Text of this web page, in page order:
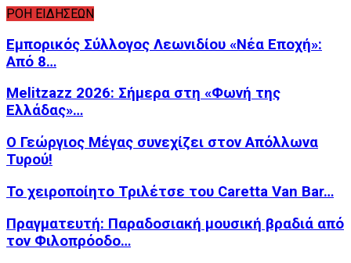
ΡΟΗ ΕΙΔΗΣΕΩΝ
Εμπορικός Σύλλογος Λεωνιδίου «Νέα Εποχή»:
Από 8…
Melitzazz 2026: Σήμερα στη «Φωνή της
Ελλάδας»…
Ο Γεώργιος Μέγας συνεχίζει στον Απόλλωνα
Τυρού!
Το χειροποίητο Τριλέτσε του Caretta Van Bar…
Πραγματευτή: Παραδοσιακή μουσική βραδιά από
τον Φιλοπρόοδο…